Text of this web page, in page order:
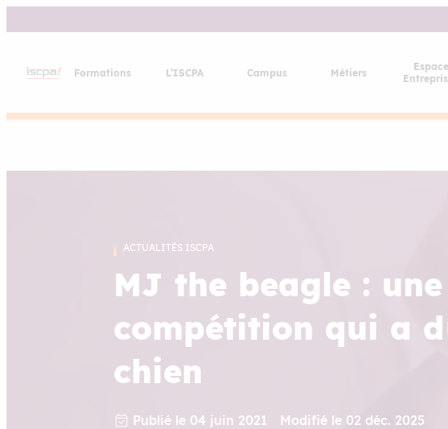
au
Formations L’ISCPA Campus Métiers
Espace
ACTUALITÉS ISCPA
MJ the beagle : une
compétition qui a
chien
Publié le 04 juin 2021 Modifié le 02 déc. 2025